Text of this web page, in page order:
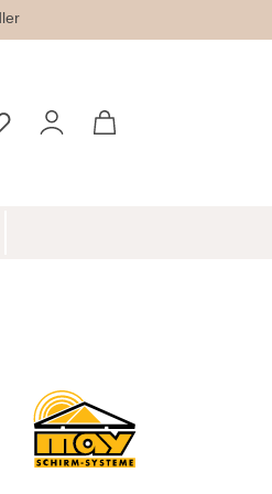
Du hast 0 Produkte auf dem